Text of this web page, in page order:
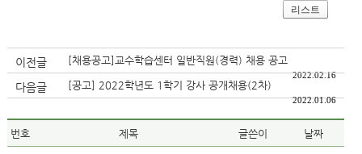
리스트
이전글 [채용공고]교수학습센터 일반직원(경력) 채용 공고
2022.02.16
다음글 [공고] 2022학년도 1학기 강사 공개채용(2차)
2022.01.06
번호 제목 글쓴이 날짜